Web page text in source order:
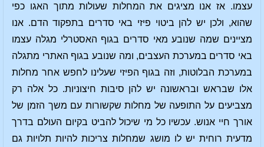
עצמו. אז אנו מציגים את המחלות שעולות מתוך האגו כפי
שהוא, ולכן יש להן ביטוי פיזי באי סדרים בתפקוד הדם. אנו
מציינים שמה שנובע מאי סדרים בגוף האסטרלי מגלה עצמו
באי סדרים במערכת העצבים, ומה שנובע בגוף האתרי מתגלה
במערכת הבלוטות, וזה בגוף הפיזי שעלינו לחפש אחר מחלות
אלו שבראש ובראשונה יש להן סיבות חיצוניות. כל אלה רק
מצביעים על התופעה של מחלות שקשורות עם משך הזמן של
אורך חיי אנוש. עכשיו כל מי שיכול להביט בקיום העולם בדרך
מדעית רוחית יש לו מושג שמחלות צריכות להיות תלויות גם